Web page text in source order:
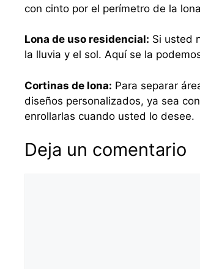
con cinto por el perímetro de la
Lona de uso residencial: Si usted
la lluvia y el sol. Aquí se la
Cortinas de lona: Para separar
diseños personalizados, ya sea
enrollarlas cuando usted lo desee.
Deja un comentario